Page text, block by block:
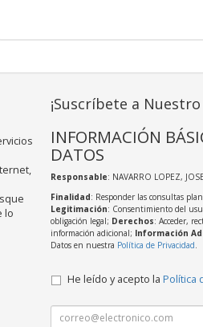
lo
¡Suscríbete a
INFORMACIÓN
DATOS
Responsable: NAVARRO LOPEZ,
Finalidad: Responder las consultas
Legitimación: Consentimiento del
obligación legal; Derechos: Acceder,
información adicional; Información
Datos en nuestra Política de Privacidad.
He leído y acepto la Política